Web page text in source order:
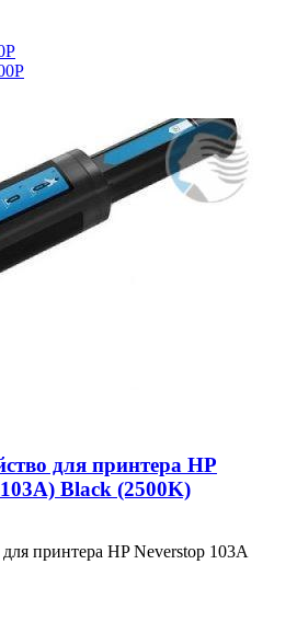
Р
Р
для принтера HP
Black (2500K)
принтера HP Neverstop 103A